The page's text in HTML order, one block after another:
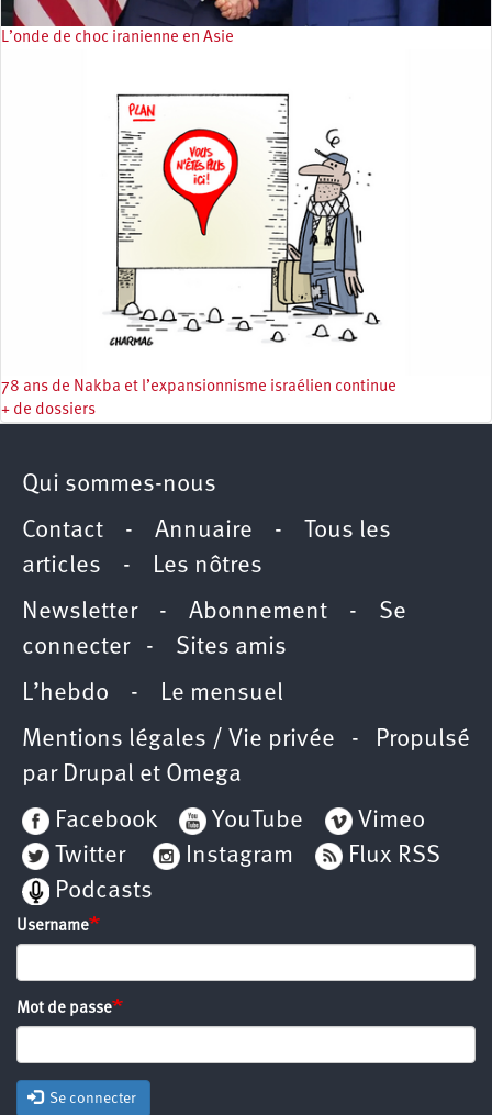
L’onde de choc iranienne en Asie
78 ans de Nakba et l’expansionnisme israélien continue
+ de dossiers
Qui sommes-nous
Contact - Annuaire -
Tous les
articles - Les nôtres
Newsletter- Abonnement - Se
connecter- Sites amis
L’hebdo - Le mensuel
Mentions légales / Vie privée - Propulsé
par Drupal et Omega
Facebook
YouTube
Vimeo
Twitter
Instagram
Flux RSS
Podcasts
Username
Mot de passe
Se connecter